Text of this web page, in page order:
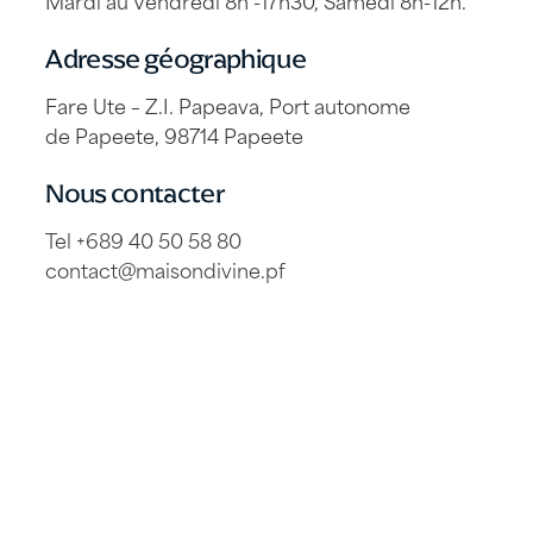
Adresse géographique
Fare Ute – Z.I. Papeava, Port autonome
de Papeete, 98714 Papeete
Nous contacter
Tel +689 40 50 58 80
contact@maisondivine.pf